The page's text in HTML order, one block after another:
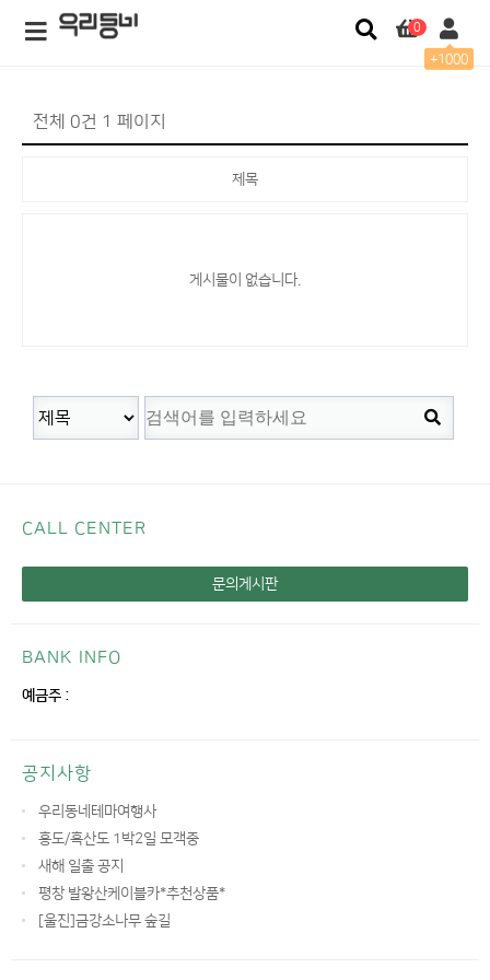
0
+1000
전체 0건 1 페이지
제목
게시물이 없습니다.
CALL CENTER
문의게시판
BANK INFO
예금주 :
공지사항
우리동네테마여행사
홍도/흑산도 1박2일 모객중
새해 일출 공지
평창 발왕산케이블카*추천상품*
[울진]금강소나무 숲길